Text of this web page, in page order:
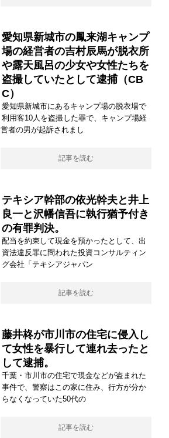
愛知県新城市の鳳来湖キャンプ
場の経営者の吉村辰馬が脱衣所
や露天風呂の少女や女性たちを
盗撮していたとして逮捕（CB
C）
愛知県新城市にあるキャンプ場の脱衣場で
利用客10人を盗撮した罪で、キャンプ場経
営者の男が起訴されまし
記事を読む
テキシア幹部の依光幹夫と井上
良一と沢幡信吾に執行猶予付き
の有罪判決。
配当を約束して現金を預かったとして、出
資法違反罪に問われた投資コンサルティン
グ会社「テキシアジャパン
記事を読む
藤井柊が市川市の住宅に侵入し
て女性を暴行して連れ去ったと
して逮捕。
千葉・市川市の住宅で現金などが盗まれた
事件で、警察はこの家に住み、行方が分か
らなくなっていた50代の
記事を読む